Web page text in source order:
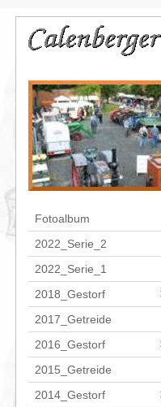
Fotoalbum
2022_Serie_2
2022_Serie_1
2018_Gestorf
2017_Getreide
2016_Gestorf
2015_Getreide
2014_Gestorf